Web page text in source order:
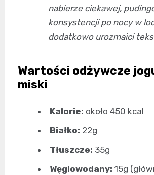
nabierze ciekawej,
konsystencji po nocy w
dodatkowo urozmaici
Wartości odżywcze
miski
Kalorie: około 450 kcal
Białko: 22g
Tłuszcze: 35g
Węglowodany: 15g